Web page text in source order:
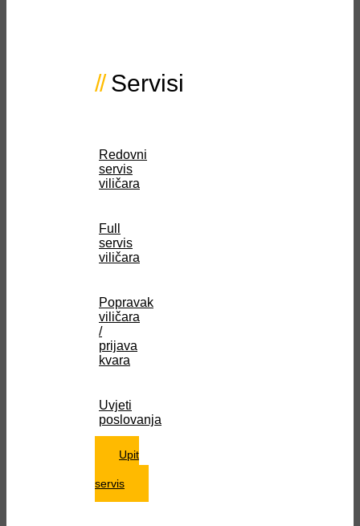
Servisi
Redovni
servis
viličara
Full
servis
viličara
Popravak
viličara
/
prijava
kvara
Uvjeti
poslovanja
Upit
servis